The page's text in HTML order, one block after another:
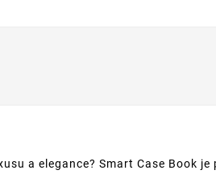
a elegance? Smart Case Book